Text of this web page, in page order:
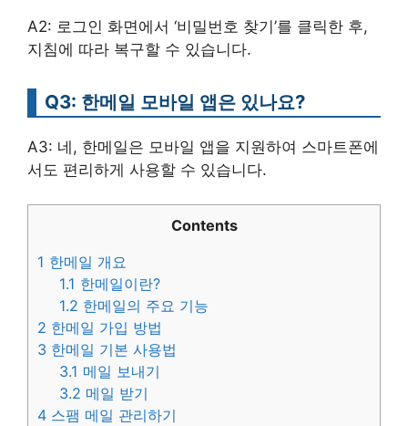
A2: 로그인 화면에서 ‘비밀번호 찾기’를 클릭한 후,
지침에 따라 복구할 수 있습니다.
Q3: 한메일 모바일 앱은 있나요?
A3: 네, 한메일은 모바일 앱을 지원하여 스마트폰에
서도 편리하게 사용할 수 있습니다.
Contents
1 한메일 개요
1.1 한메일이란?
1.2 한메일의 주요 기능
2 한메일 가입 방법
3 한메일 기본 사용법
3.1 메일 보내기
3.2 메일 받기
4 스팸 메일 관리하기